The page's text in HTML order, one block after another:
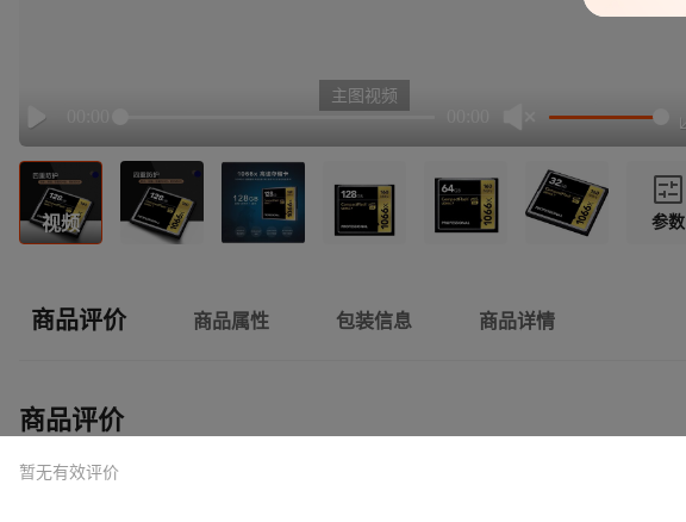
Play
主图视频
视频 参数
商品评价 商品属性 包装信息 商品详情
商品评价
暂无有效评价